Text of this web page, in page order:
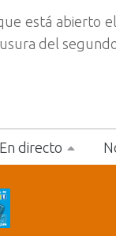
está abierto
del
En directo